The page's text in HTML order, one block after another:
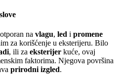
na vlagu, led i promene
za korišćenje u eksterijeru. Bilo
, ili za eksterijer kuće, ovaj
faktorima. Njegova površina
prirodni izgled.